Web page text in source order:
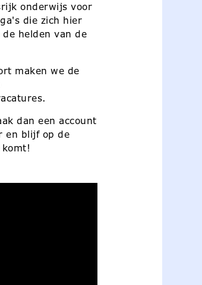
onderwijs voor
die zich hier
helden van de
maken we de
dan een account
en blijf op de